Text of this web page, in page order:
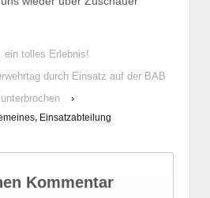
tolles Erlebnis!
durch Einsatz auf der BAB
›
, Einsatzabteilung
Kommentar